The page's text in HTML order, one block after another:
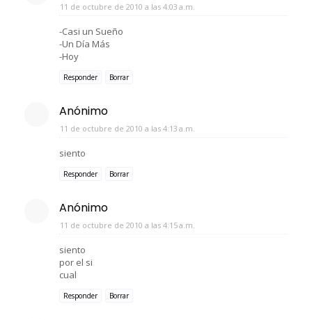
11 de octubre de 2010 a las 4:03 a.m.
-Casi un Sueño
-Un Día Más
-Hoy
Responder Borrar
Anónimo
11 de octubre de 2010 a las 4:13 a.m.
siento
Responder Borrar
Anónimo
11 de octubre de 2010 a las 4:15 a.m.
siento
por el si
cual
Responder Borrar